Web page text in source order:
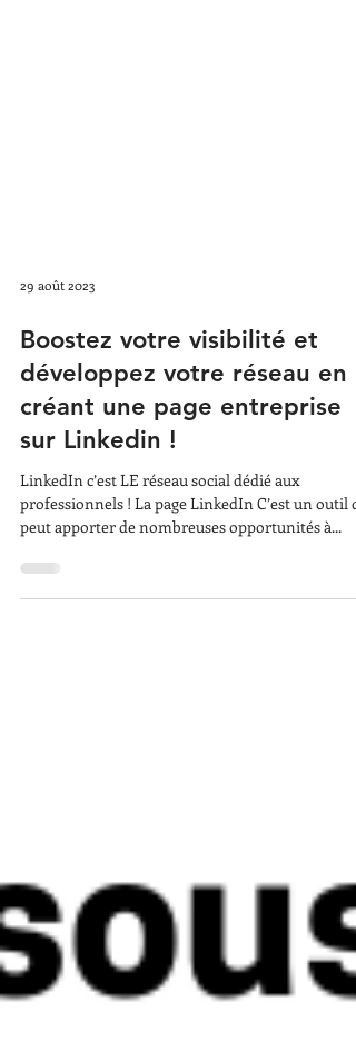
29 août 2023
Boostez votre visibilité et
développez votre réseau en
créant une page entreprise
sur Linkedin !
LinkedIn c’est LE réseau social dédié aux
peut apporter de nombreuses opportunités à...